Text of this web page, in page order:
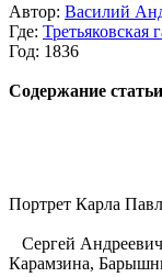
Автор: Василий
Где: Третьяковская
Год: 1836
Содержание
Портрет Карла
Сергей
Карамзина,